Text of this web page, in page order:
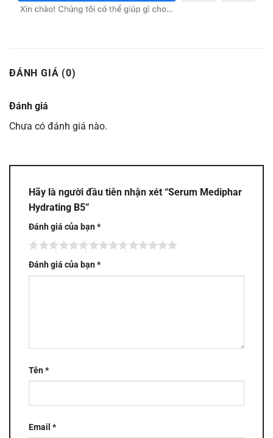
ĐÁNH GIÁ (0)
Đánh giá
Chưa có đánh giá nào.
Hãy là người đầu tiên nhận xét “Serum Mediphar
Hydrating B5”
Đánh giá của bạn*
Đánh giá của bạn*
Tên*
Email *